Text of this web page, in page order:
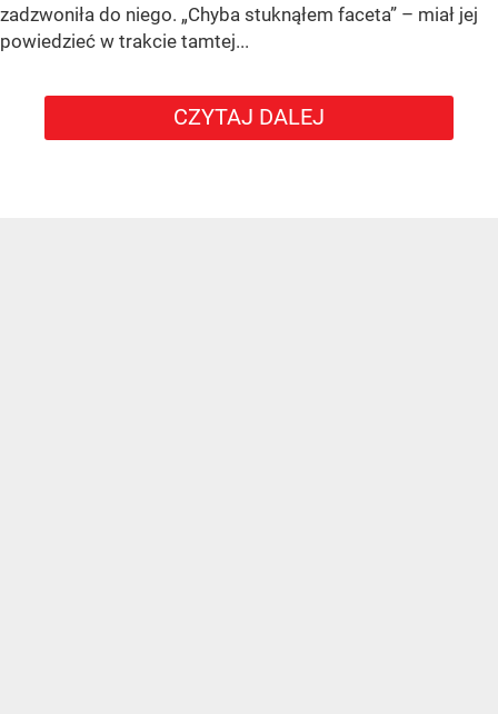
zadzwoniła do niego. „Chyba stuknąłem faceta” – miał jej
powiedzieć w trakcie tamtej...
CZYTAJ DALEJ